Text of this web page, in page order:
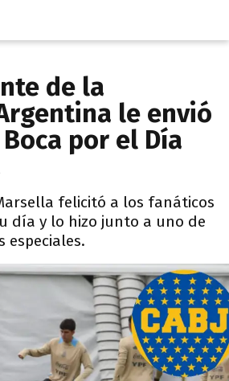
de la
le envió
por el Día
felicitó a los fanáticos
día y lo hizo junto a uno de
especiales.